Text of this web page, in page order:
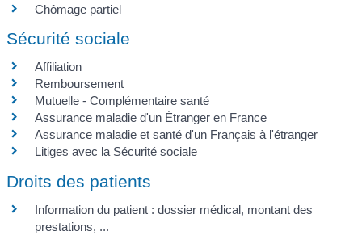
Chômage partiel
Sécurité sociale
Affiliation
Remboursement
Mutuelle - Complémentaire santé
Assurance maladie d'un Étranger en France
Assurance maladie et santé d'un Français à l'étranger
Litiges avec la Sécurité sociale
Droits des patients
Information du patient : dossier médical, montant des
prestations, ...